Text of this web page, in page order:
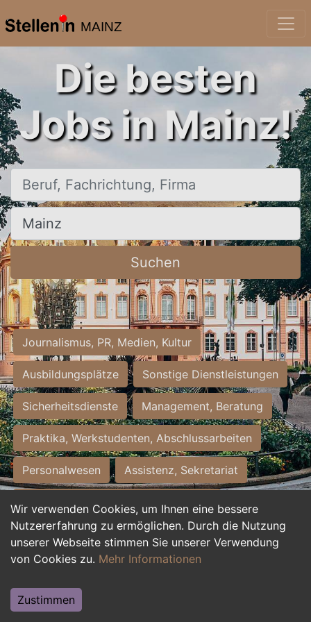
MAINZ
Wir verwenden Cookies, um Ihnen eine bessere
Nutzererfahrung zu ermöglichen. Durch die Nutzung
unserer Webseite stimmen Sie unserer Verwendung
von Cookies zu. Mehr Informationen
Zustimmen
Die besten
Jobs in Mainz!
Beruf, Fachrichtung, Firma
Ort, Stadt
Suchen
Journalismus, PR, Medien, Kultur
Ausbildungsplätze Sonstige Dienstleistungen
Sicherheitsdienste Management, Beratung
Praktika, Werkstudenten, Abschlussarbeiten
Personalwesen Assistenz, Sekretariat
Hilfskräfte, Aushilfs- und Nebenjobs
Einkauf, Logistik, Materialwirtschaft
Weiterbildung, Studium, duale Ausbildung
Tourismus